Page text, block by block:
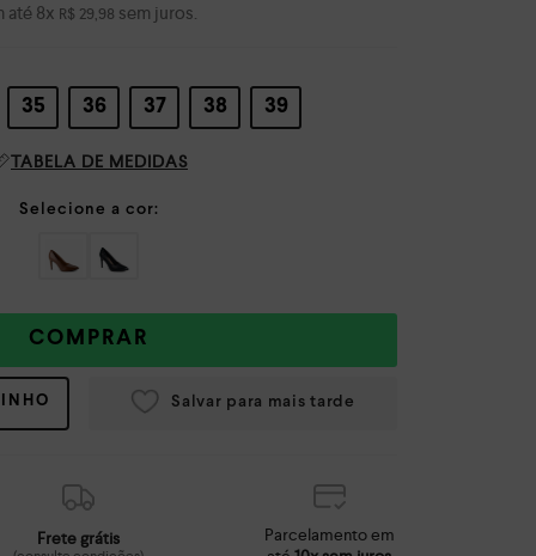
até 8x R$ 29,98 sem juros.
35 36 37 38 39
TABELA DE MEDIDAS
COMPRAR
Frete grátis
Parcelamento em